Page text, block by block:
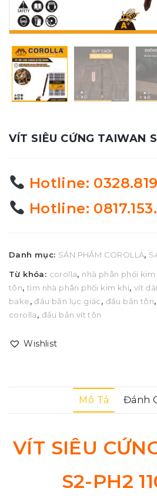
VÍT SIÊU CỨNG TAIWAN
Hotline:
Hotline:
Danh mục: SẢN PHẨM COROLLA,
Từ khóa: corolla, nhà phân phối kim
tôn,tìm nhà phân phối kim khí, vít dài
bake,đầu bắn lục giác, đầu bắn tôn,
corolla, đầu bắn vít tôn
Wishlist
Mô Tả Đánh
VÍT SIÊU
S2-PH2